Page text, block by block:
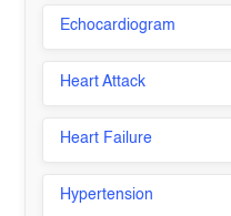
Echocardiogram
Heart Attack
Heart Failure
Hypertension